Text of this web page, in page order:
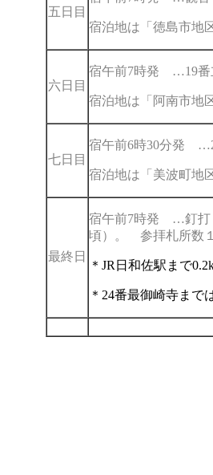
五日目
宿泊地は「徳島市地
六日目
宿午前7時発 …19
宿泊地は「阿南市地
七日目
宿午前6時30分発
宿泊地は「美波町
最終日
宿午前7時発 …釘
頃）。 参拝札所数１
＊JR日和佐駅まで
＊24番最御崎寺まで